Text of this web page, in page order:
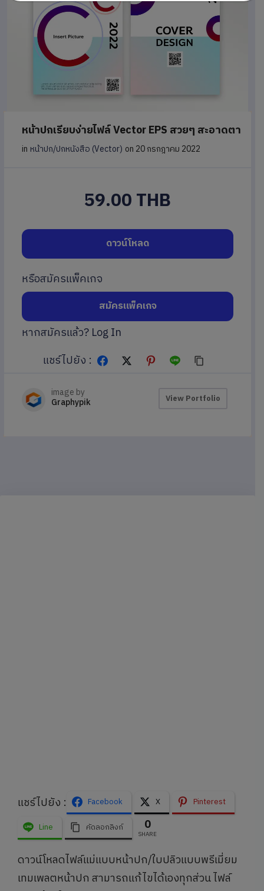
หน้าปกเรียบง่ายไฟล์ Vector EPS สวยๆ สะอาดตา
in หน้าปก/ปกหนังสือ (Vector) on 20 กรกฎาคม 2022
59.00 THB
ดาวน์โหลด
หรือสมัครแพ็คเกจ
สมัครแพ็คเกจ
หากสมัครแล้ว? Log In
แชร์ไปยัง :
image by
Graphypik View Portfolio
แชร์ไปยัง : Facebook X
Pinterest
Line
คัดลอกลิงก์ 0
SHARE
ดาวน์โหลดไฟล์แม่แบบหน้าปก/ใบปลิวแบบพรีเมี่ยม
เทมเพลตหน้าปก สามารถแก้ไขได้เองทุกส่วน ไฟล์